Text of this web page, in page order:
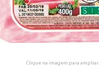
Clique na imagem para ampliar.